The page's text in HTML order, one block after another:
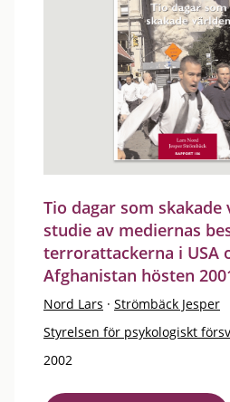
Tio dagar som skakade
studie av mediernas
terrorattackerna i USA
Afghanistan hösten
Nord Lars · Strömbäck Jesper
Styrelsen för psykologiskt
2002